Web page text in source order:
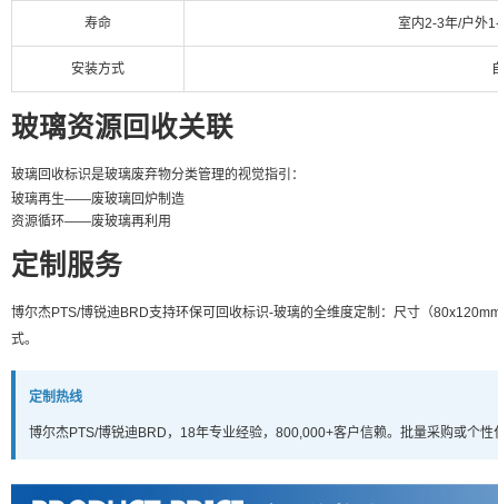
寿命 室内2-3年/户外
安装方式
玻璃资源回收关联
玻璃回收标识是玻璃废弃物分类管理的视觉指引：
玻璃再生——废玻璃回炉制造
资源循环——废玻璃再利用
定制服务
博尔杰PTS/博锐迪BRD支持环保可回收标识-玻璃的全维度定制：尺寸（
式。
定制热线
博尔杰PTS/博锐迪BRD，18年专业经验，800,000+客户信赖。批量采购或个